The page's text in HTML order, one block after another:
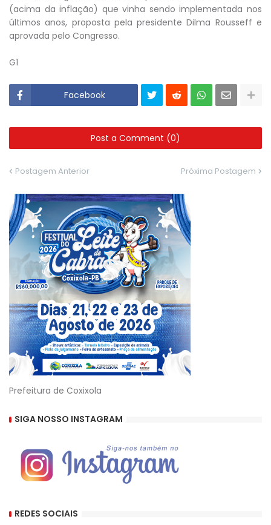
(acima da inflação) que vinha sendo implementada nos
últimos anos, proposta pela presidente Dilma Rousseff e
aprovada pelo Congresso.
G1
Facebook
Post a Comment (0)
Postagem Anterior Próxima Postagem
Prefeitura de Coxixola
SIGA NOSSO INSTAGRAM
REDES SOCIAIS